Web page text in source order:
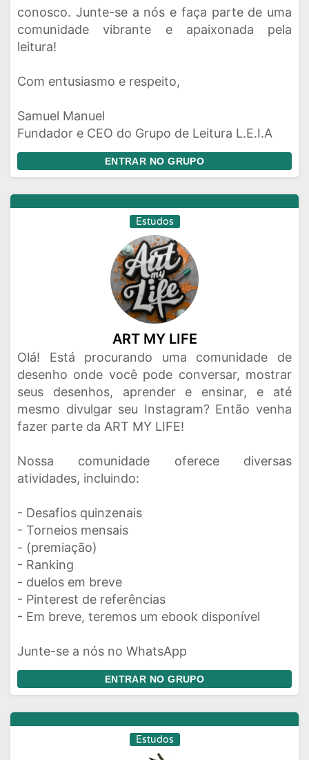
conosco. Junte-se a nós e faça parte de uma
comunidade vibrante e apaixonada pela
leitura!
Com entusiasmo e respeito,
Samuel Manuel
Fundador e CEO do Grupo de Leitura L.E.I.A
ENTRAR NO GRUPO
Estudos
ART MY LIFE
Olá! Está procurando uma comunidade de
desenho onde você pode conversar, mostrar
seus desenhos, aprender e ensinar, e até
mesmo divulgar seu Instagram? Então venha
fazer parte da ART MY LIFE!
Nossa comunidade oferece diversas
atividades, incluindo:
- Desafios quinzenais
- Torneios mensais
- (premiação)
- Ranking
- duelos em breve
- Pinterest de referências
- Em breve, teremos um ebook disponível
Junte-se a nós no WhatsApp
ENTRAR NO GRUPO
Estudos